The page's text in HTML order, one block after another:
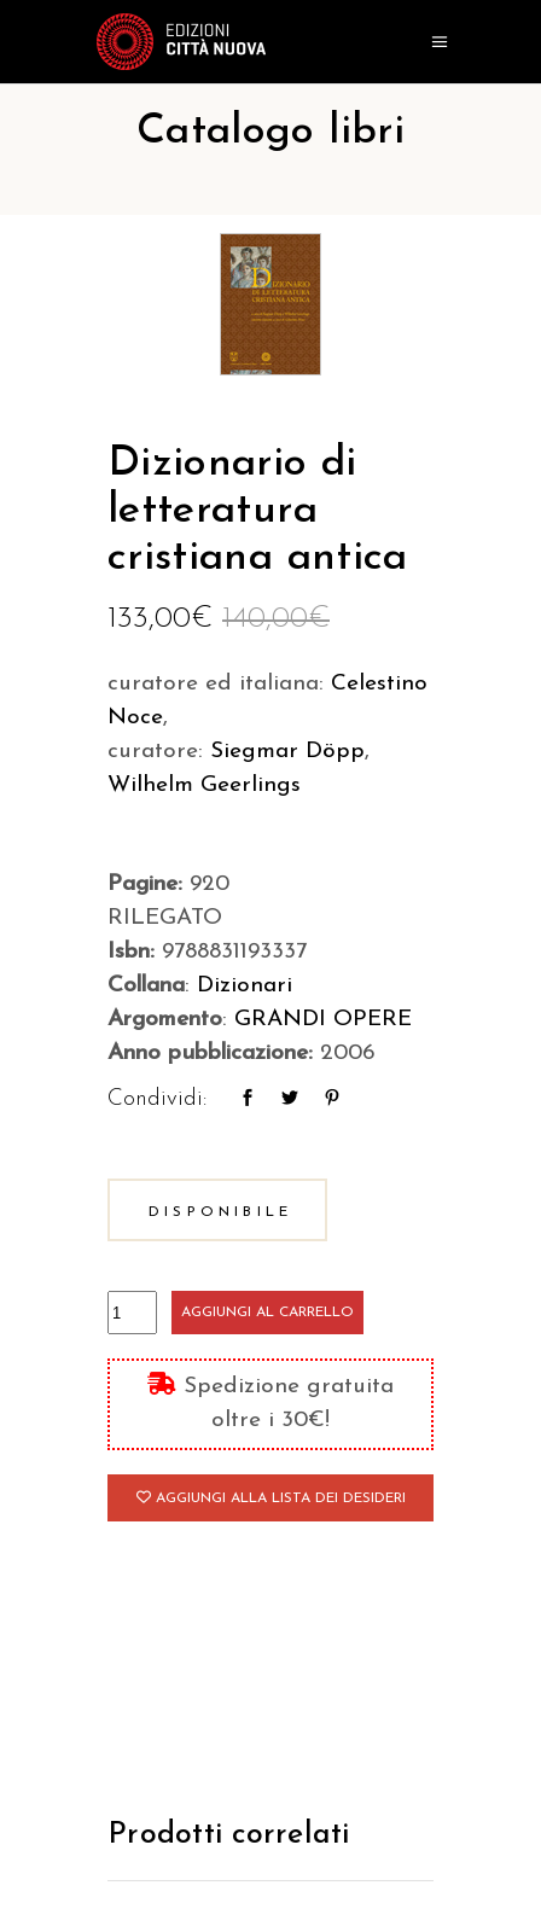
Catalogo libri
Dizionario di
letteratura
cristiana antica
140,00€
133,00€
curatore ed italiana: Celestino
Noce,
curatore: Siegmar Döpp,
Wilhelm Geerlings
Pagine: 920
RILEGATO
Isbn: 9788831193337
Collana: Dizionari
Argomento: GRANDI OPERE
Anno pubblicazione: 2006
Condividi:
DISPONIBILE
Dizionario
di
letteratura
cristiana
antica
quantità
AGGIUNGI AL CARRELLO
Spedizione gratuita
oltre i 30€!
AGGIUNGI ALLA LISTA DEI DESIDERI
Prodotti correlati